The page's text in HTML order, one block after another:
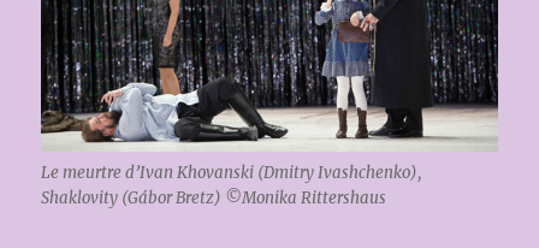
Le meurtre d’Ivan Khovanski (Dmitry Ivashchenko),
Shaklovity (Gábor Bretz) ©Monika Rittershaus